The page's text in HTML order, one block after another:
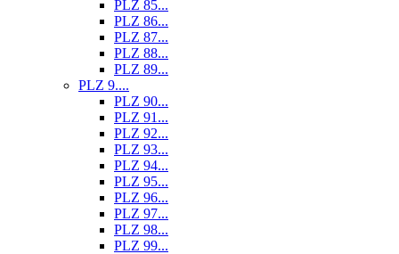
PLZ 85...
PLZ 86...
PLZ 87...
PLZ 88...
PLZ 89...
PLZ 9....
PLZ 90...
PLZ 91...
PLZ 92...
PLZ 93...
PLZ 94...
PLZ 95...
PLZ 96...
PLZ 97...
PLZ 98...
PLZ 99...